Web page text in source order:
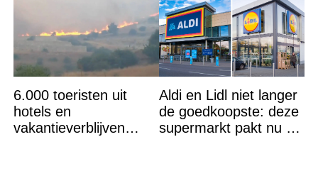
6.000 toeristen uit
hotels en
vakantieverblijven
Aldi en Lidl niet langer
de goedkoopste: deze
supermarkt pakt nu de